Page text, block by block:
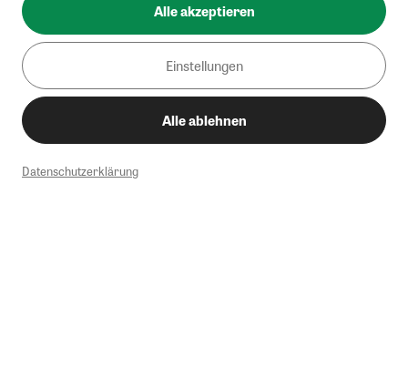
Alle akzeptieren
Einstellungen
Alle ablehnen
Datenschutzerklärung